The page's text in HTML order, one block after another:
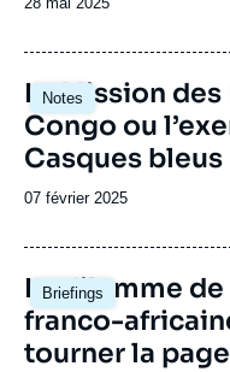
publication
Notes
Image
principale
La Mission
Congo ou
Casques bleus
Date
publication
07 février 2025
Briefings
Image
principale
Le dilemme
franco-
tourner la